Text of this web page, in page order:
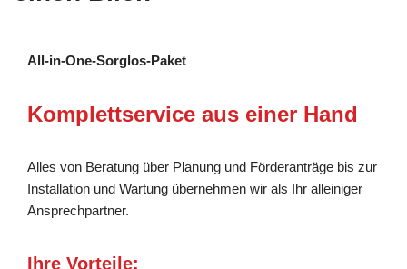
All-in-One-Sorglos-Paket
Komplettservice aus einer Hand
Alles von Beratung über Planung und Förderanträge bis zur
Installation und Wartung übernehmen wir als Ihr alleiniger
Ansprechpartner.
Ihre Vorteile: